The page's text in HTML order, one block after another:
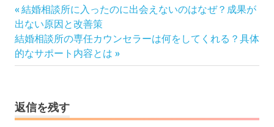
投
稿
ナ
ビ
シ
ョ
前
の
記
事:
結婚相談所に入ったのに出会えないのはなぜ？成果が
出ない原因と改善策
次
の
記
結婚相談所の専任カウンセラーは何をしてくれる？具体
的なサポート内容とは
返信を残す